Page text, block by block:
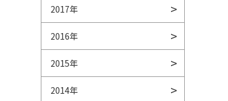
2017年
2016年
2015年
2014年